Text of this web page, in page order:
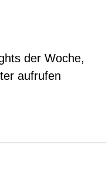
der Woche,
aufrufen